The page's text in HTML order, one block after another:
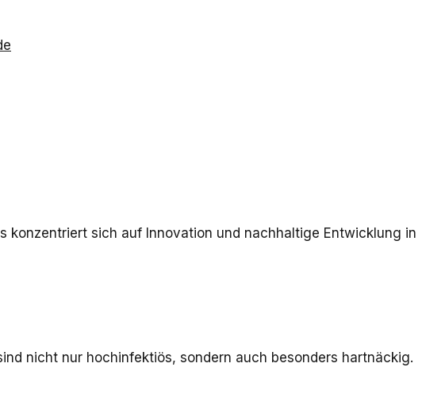
konzentriert sich auf Innovation und nachhaltige Entwicklung in
nicht nur hochinfektiös, sondern auch besonders hartnäckig.